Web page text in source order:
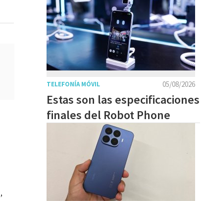
,
05/08/2026
TELEFONÍA MÓVIL
Estas son las especificaciones
finales del Robot Phone